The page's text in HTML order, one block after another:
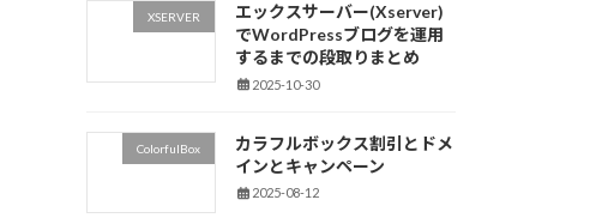
XSERVER
エックスサーバー(Xserver)
でWordPressブログを運用
するまでの段取りまとめ
2025-10-30
ColorfulBox
カラフルボックス割引とドメ
インとキャンペーン
2025-08-12